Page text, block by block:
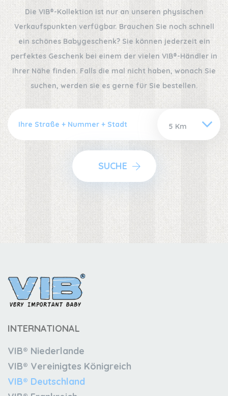
Die VIB®-Kollektion ist nur an unseren physischen
Verkaufspunkten verfügbar. Brauchen Sie noch schnell
ein schönes Babygeschenk? Sie können jederzeit ein
perfektes Geschenk bei einem der vielen VIB®-Händler in
Ihrer Nähe finden. Falls die mal nicht haben, wonach Sie
suchen, werden sie es gerne für Sie bestellen.
SUCHE
INTERNATIONAL
VIB® Niederlande
VIB® Vereinigtes Königreich
VIB® Deutschland